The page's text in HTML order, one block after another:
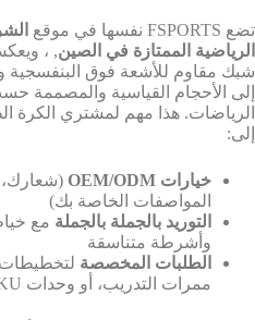
تضع FSPORTS نفسها في موقع
الرياضية الممتازة في الصين, ،
شبك مقاوم للأشعة فوق البنفسجية
إلى الأحجام القياسية والمصممة
الرياضات. هذا مهم لمشتري الكرة
إلى:
خيارات OEM/ODM
(شعارك،
المواصفات الخاصة بك)
التوريد بالجملة بالجملة مع
وأشرطة متناسقة
الطلبات المخصصة لتخطيطات
ممرات التدريب، أو وحدات SKU متعددة الرياضات